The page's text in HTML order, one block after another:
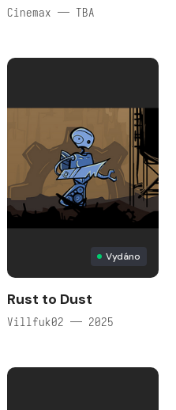
Cinemax — TBA
Vydáno
Rust to Dust
Villfuk02 — 2025